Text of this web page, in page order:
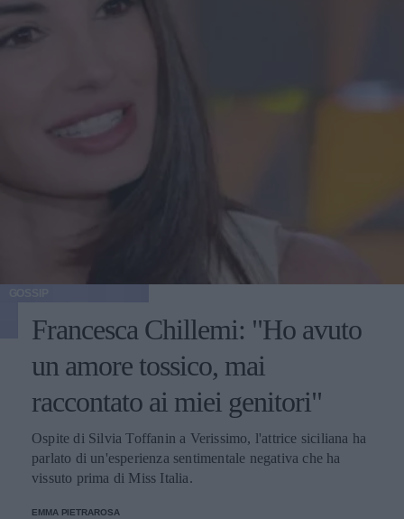
Francesca Chillemi: "Ho avuto
un amore tossico, mai
raccontato ai miei genitori"
Ospite di Silvia Toffanin a Verissimo, l'attrice siciliana ha
parlato di un'esperienza sentimentale negativa che ha
vissuto prima di Miss Italia.
EMMA PIETRAROSA